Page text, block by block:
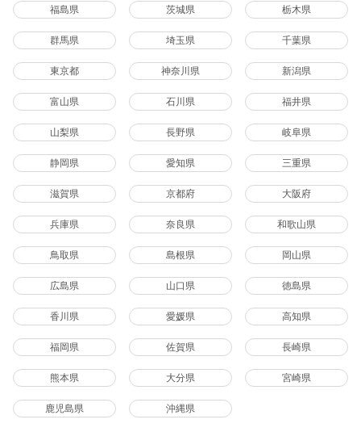
福島県 茨城県 栃木県
群馬県 埼玉県 千葉県
東京都 神奈川県 新潟県
富山県 石川県 福井県
山梨県 長野県 岐阜県
静岡県 愛知県 三重県
滋賀県 京都府 大阪府
兵庫県 奈良県 和歌山県
鳥取県 島根県 岡山県
広島県 山口県 徳島県
香川県 愛媛県 高知県
福岡県 佐賀県 長崎県
熊本県 大分県 宮崎県
鹿児島県 沖縄県